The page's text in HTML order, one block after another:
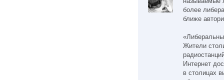
более
ближе
Жители
Интернет
в столицах